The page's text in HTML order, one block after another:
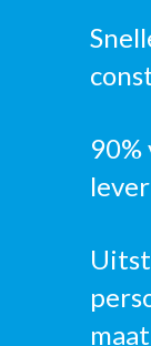
maat